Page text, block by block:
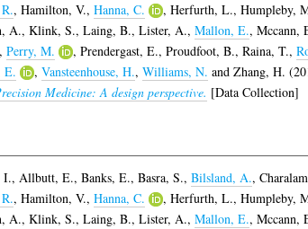
, Hamilton, V., Hanna, C. , Herfurth, L., Humpleby,
A., Klink, S., Laing, B., Lister, A., Mallon, E., Mccann,
, Perry, M. , Prendergast, E., Proudfoot, B., Raina, T.,
E. , Vansteenhouse, H., Williams, N. and Zhang, H.
Medicine: A design perspective. [Data Collection]
I., Allbutt, E., Banks, E., Basra, S., Bilsland, A.,
, Hamilton, V., Hanna, C. , Herfurth, L., Humpleby,
A., Klink, S., Laing, B., Lister, A., Mallon, E., Mccann,